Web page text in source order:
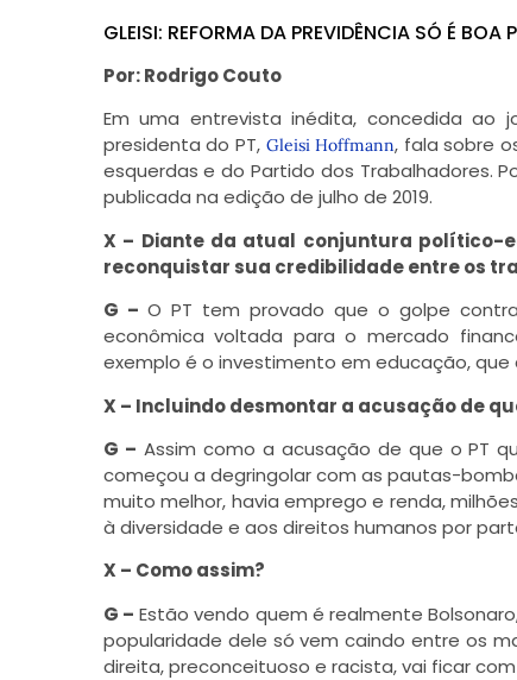
GLEISI: REFORMA DA PREVIDÊNCIA SÓ É BOA
Por: Rodrigo Couto
Em uma entrevista inédita, concedida ao
presidenta do PT, Gleisi Hoffmann, fala sobre
esquerdas e do Partido dos Trabalhadores.
publicada na edição de julho de 2019.
X – Diante da atual conjuntura político-
reconquistar sua credibilidade entre os
G – O PT tem provado que o golpe
econômica voltada para o mercado
exemplo é o investimento em educação, que
X – Incluindo desmontar a acusação de
G – Assim como a acusação de que o PT
começou a degringolar com as pautas-
muito melhor, havia emprego e renda,
à diversidade e aos direitos humanos por
X – Como assim?
G – Estão vendo quem é realmente
popularidade dele só vem caindo entre os
direita, preconceituoso e racista, vai ficar com